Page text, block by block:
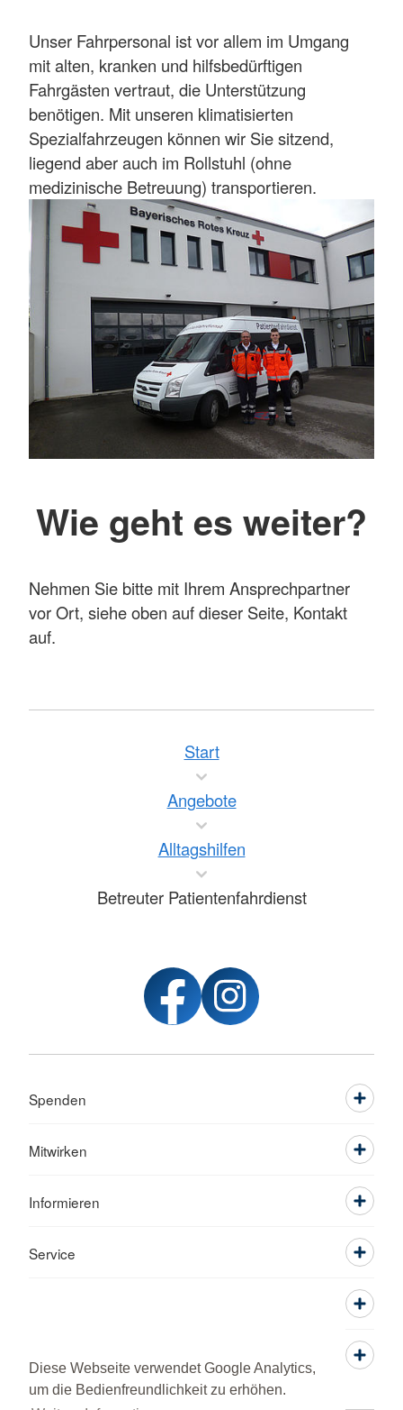
Diese Webseite verwendet Google Analytics,
um die Bedienfreundlichkeit zu erhöhen.
Unser Fahrpersonal ist vor allem im Umgang
mit alten, kranken und hilfsbedürftigen
Fahrgästen vertraut, die Unterstützung
benötigen. Mit unseren klimatisierten
Spezialfahrzeugen können wir Sie sitzend,
liegend aber auch im Rollstuhl (ohne
medizinische Betreuung) transportieren.
Wie geht es weiter?
Nehmen Sie bitte mit Ihrem Ansprechpartner
vor Ort, siehe oben auf dieser Seite, Kontakt
auf.
Start
Angebote
Alltagshilfen
Betreuter Patientenfahrdienst
Spenden
Mitwirken
Informieren
Service